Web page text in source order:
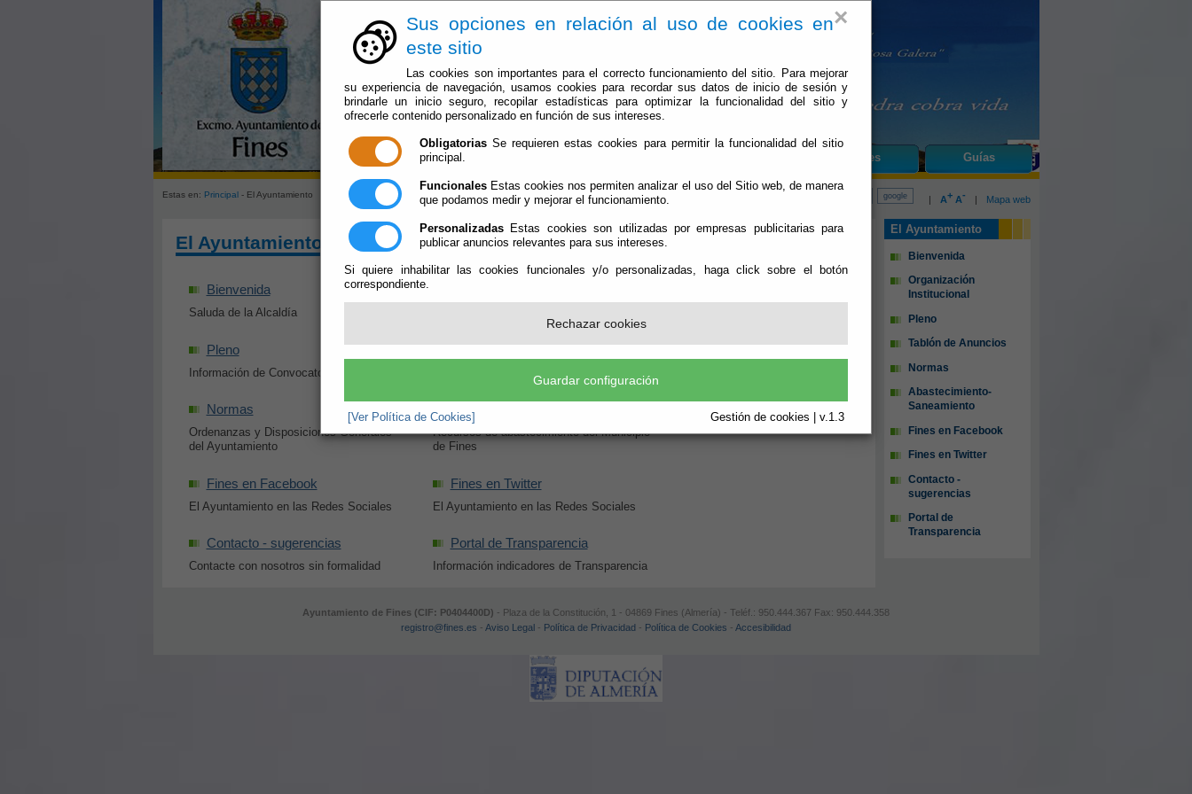
×
Sus opciones en relación al uso de cookies en
este sitio
Las cookies son importantes para el correcto funcionamiento del sitio. Para mejorar
su experiencia de navegación, usamos cookies para recordar sus datos de inicio de sesión y
brindarle un inicio seguro, recopilar estadísticas para optimizar la funcionalidad del sitio y
ofrecerle contenido personalizado en función de sus intereses.
Obligatorias Se requieren estas cookies para permitir la funcionalidad del sitio
principal.
Funcionales Estas cookies nos permiten analizar el uso del Sitio web, de manera
que podamos medir y mejorar el funcionamiento.
Personalizadas Estas cookies son utilizadas por empresas publicitarias para
publicar anuncios relevantes para sus intereses.
Si quiere inhabilitar las cookies funcionales y/o personalizadas, haga click sobre el botón
correspondiente.
Rechazar cookies
Guardar configuración
[Ver Política de Cookies] Gestión de cookies | v.1.3
Fines Guías
Estas en: Principal- El Ayuntamiento | A+ A- | Mapa web
El Ayuntamiento
Bienvenida
Organización
Institucional
Pleno
Tablón de Anuncios
Normas
Abastecimiento-
Saneamiento
Fines en Facebook
Fines en Twitter
Contacto -
sugerencias
Portal de
Transparencia
El Ayuntamiento
Bienvenida
Saluda de la Alcaldía
Pleno
Información de Convocatorias y Acuerdos
Tablón de Anuncios
Normas
Ordenanzas y Disposiciones Generales
del Ayuntamiento
Abastecimiento-Saneamiento
Recursos de abastecimiento del Municipio
de Fines
Fines en Facebook
El Ayuntamiento en las Redes Sociales
Fines en Twitter
El Ayuntamiento en las Redes Sociales
Contacto - sugerencias
Contacte con nosotros sin formalidad
Portal de Transparencia
Información indicadores de Transparencia
Ayuntamiento de Fines (CIF: P0404400D) - Plaza de la Constitución, 1 - 04869 Fines (Almería) - Teléf.: 950.444.367 Fax: 950.444.358
registro@fines.es - Aviso Legal - Política de Privacidad - Política de Cookies - Accesibilidad